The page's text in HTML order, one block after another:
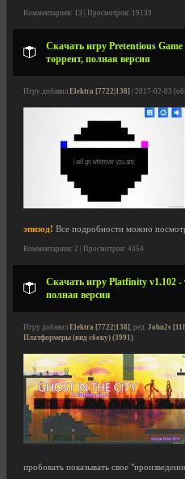
Комментариев: 13 | Просмотров: 19139
Скачать игру Pretentious Game
торрент, полная версия
Игру добавил Elektra [7722|138] | 2017-02-03
эпизод! Все подробности можно
Комментариев: 2 | Просмотров: 4354
Скачать игру Platfinity v1.102 -
полная версия
Игру добавил Elektra [7722|138], ред. John2s
Платформеры (вид сбоку) (3991)
пробовать показывать свое